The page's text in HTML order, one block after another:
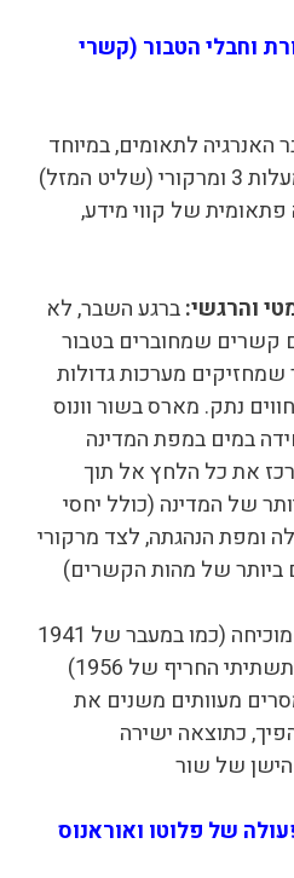
וחבלי הטבור (קשרי
האנרגיה לתאומים, במיוחד
כאשר אוראנוס שוהה במעלות 3 ומרקורי (שליט המזל)
של קווי מידע,
והרגשי:ברגע השבר, לא
קשרים שמחוברים בטבור
מערכות גדולות
נתק. מארס בשור וונוס
במים במפת המדינה
את כל הלחץ אל תוך
של המדינה (כולל יחסי
ומפת הנהגתה, לצד מרקורי
ביותר של מהות הקשרים)
ההיסטוריה מוכיחה (כמו במעבר של 1941
או במשבר התקשורתי והתשתיתי החריף של 1956)
מעוותים משנים את
כתוצאה ישירה
של שור
של פלוטו ואוראנוס